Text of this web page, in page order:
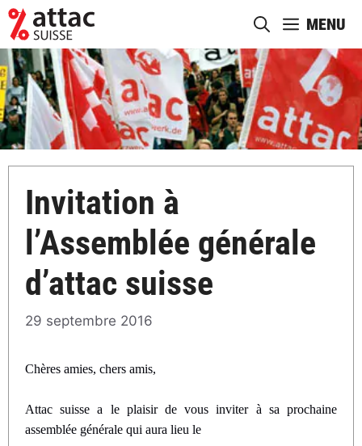
Aller
au
contenu
MENU
Invitation à
l’Assemblée générale
d’attac suisse
29 septembre 2016
Chères amies, chers amis,
Attac suisse a le plaisir de vous inviter à sa prochaine
assemblée générale qui aura lieu le